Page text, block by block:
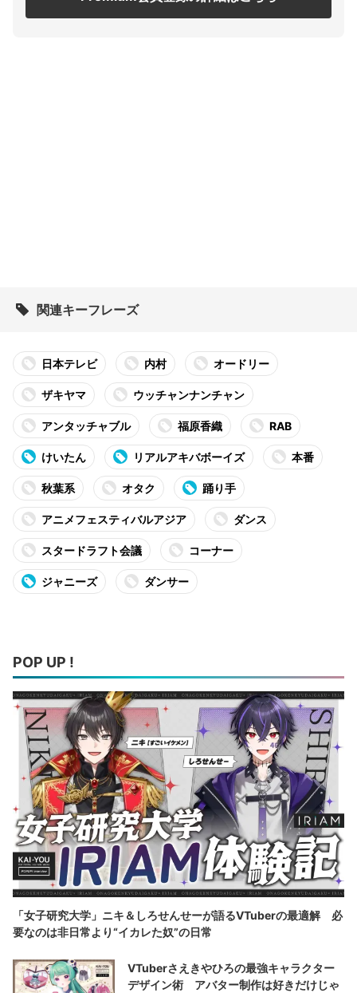
関連キーフレーズ
日本テレビ 内村 オードリー
ザキヤマ ウッチャンナンチャン
アンタッチャブル 福原香織 RAB
けいたん リアルアキバボーイズ 本番
秋葉系 オタク 踊り手
アニメフェスティバルアジア ダンス
スタードラフト会議 コーナー
ジャニーズ ダンサー
POP UP !
「女子研究大学」ニキ＆しろせんせーが語るVTuberの最適解 必
要なのは非日常より“イカレた奴”の日常
VTuberさえきやひろの最強キャラクター
デザイン術 アバター制作は好きだけじゃ